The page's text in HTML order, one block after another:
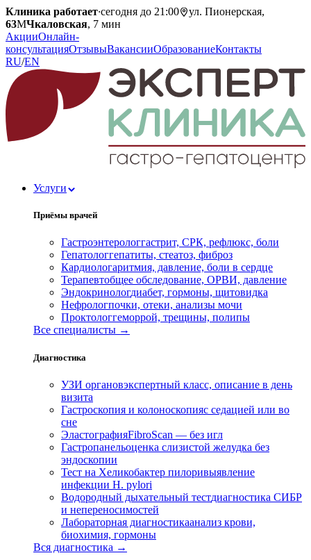
Клиника работает·сегодня до 21:00
ул. Пионерская,
63МЧкаловская, 7 мин
АкцииОнлайн-
консультацияОтзывыВакансииОбразованиеКонтакты
RU/EN
Услуги
Приёмы врачей
Гастроэнтерологгастрит, СРК, рефлюкс, боли
Гепатологгепатиты, стеатоз, фиброз
Кардиологаритмия, давление, боли в сердце
Терапевтобщее обследование, ОРВИ, давление
Эндокринологдиабет, гормоны, щитовидка
Нефрологпочки, отеки, анализы мочи
Проктологгеморрой, трещины, полипы
Все специалисты →
Диагностика
УЗИ органовэкспертный класс, описание в день
визита
Гастроскопия и колоноскопияс седацией или во
сне
ЭластографияFibroScan — без игл
Гастропанельоценка слизистой желудка без
эндоскопии
Тест на Хеликобактер пилоривыявление
инфекции H. pylori
Водородный дыхательный тестдиагностика СИБР
и непереносимостей
Лабораторная диагностикаанализ крови,
биохимия, гормоны
Вся диагностика →